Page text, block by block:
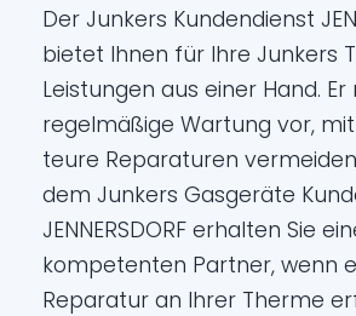
Der Junkers Kundendienst
bietet Ihnen für Ihre Junkers
Leistungen aus einer Hand.
regelmäßige Wartung vor,
teure Reparaturen
dem Junkers Gasgeräte
JENNERSDORF erhalten Sie
kompetenten Partner, wenn
Reparatur an Ihrer Therme